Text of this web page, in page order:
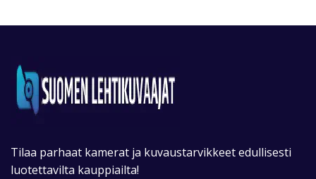
Tilaa parhaat kamerat ja kuvaustarvikkeet edullisesti
luotettavilta kauppiailta!